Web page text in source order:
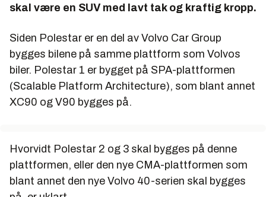
skal være en SUV med lavt tak og kraftig kropp.
Siden Polestar er en del av Volvo Car Group
bygges bilene på samme plattform som Volvos
biler. Polestar 1 er bygget på SPA-plattformen
(Scalable Platform Architecture), som blant annet
XC90 og V90 bygges på.
Hvorvidt Polestar 2 og 3 skal bygges på denne
plattformen, eller den nye CMA-plattformen som
blant annet den nye Volvo 40-serien skal bygges